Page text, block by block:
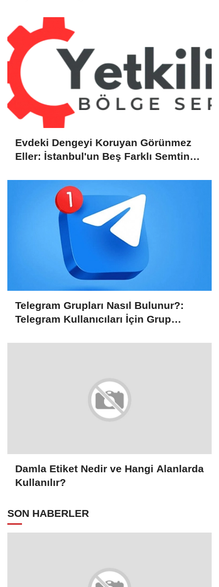
Evdeki Dengeyi Koruyan Görünmez
Eller: İstanbul'un Beş Farklı Semtinde
Telegram Grupları Nasıl Bulunur?:
Telegram Kullanıcıları İçin Grup
Damla Etiket Nedir ve Hangi Alanlarda
Kullanılır?
SON HABERLER